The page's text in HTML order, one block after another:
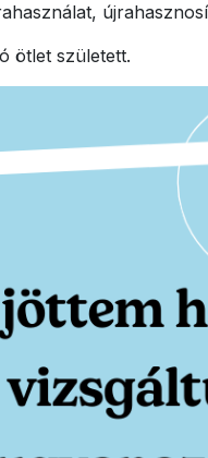
ötlet született.